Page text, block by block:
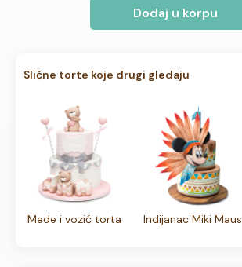
Dodaj u korpu
Slične torte koje drugi gledaju
Mede i vozić torta Indijanac Miki Maus